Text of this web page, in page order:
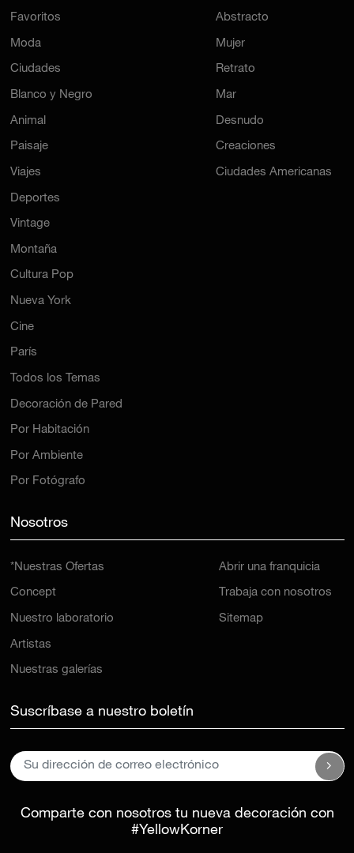
Favoritos
Moda
Ciudades
Blanco y Negro
Animal
Paisaje
Viajes
Deportes
Abstracto
Mujer
Retrato
Mar
Desnudo
Creaciones
Ciudades Americanas
Vintage
Montaña
Cultura Pop
Nueva York
Cine
París
Todos los Temas
Decoración de Pared
Por Habitación
Por Ambiente
Por Fotógrafo
Nosotros
*Nuestras Ofertas
Concept
Nuestro laboratorio
Artistas
Nuestras galerías
Abrir una franquicia
Trabaja con nosotros
Sitemap
Suscríbase a nuestro boletín
Comparte con nosotros tu nueva decoración con
#YellowKorner